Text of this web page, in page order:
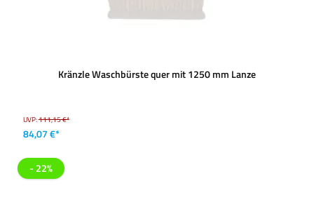
Kränzle Waschbürste quer mit 1250 mm Lanze
UVP:111,15 €*
84,07 €*
- 22%